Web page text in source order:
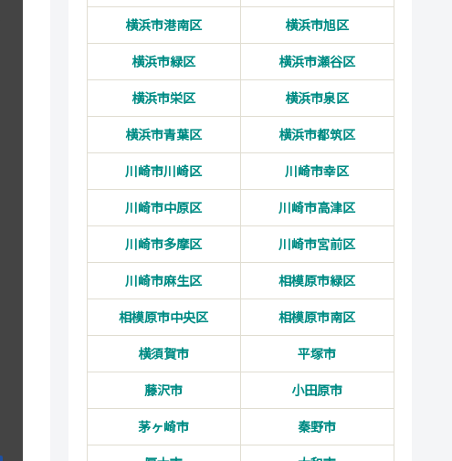
横浜市港南区
横浜市旭区
横浜市緑区
横浜市瀬谷区
横浜市栄区
横浜市泉区
横浜市青葉区
横浜市都筑区
川崎市川崎区
川崎市幸区
川崎市中原区
川崎市高津区
川崎市多摩区
川崎市宮前区
川崎市麻生区
相模原市緑区
相模原市中央区
相模原市南区
横須賀市
平塚市
藤沢市
小田原市
茅ヶ崎市
秦野市